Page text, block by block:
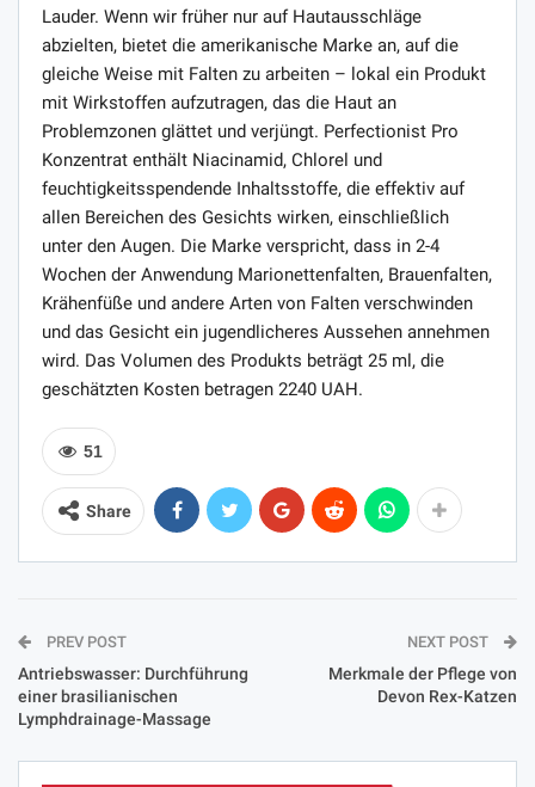
Lauder. Wenn wir früher nur auf Hautausschläge
abzielten, bietet die amerikanische Marke an, auf die
gleiche Weise mit Falten zu arbeiten – lokal ein Produkt
mit Wirkstoffen aufzutragen, das die Haut an
Problemzonen glättet und verjüngt. Perfectionist Pro
Konzentrat enthält Niacinamid, Chlorel und
feuchtigkeitsspendende Inhaltsstoffe, die effektiv auf
allen Bereichen des Gesichts wirken, einschließlich
unter den Augen. Die Marke verspricht, dass in 2-4
Wochen der Anwendung Marionettenfalten, Brauenfalten,
Krähenfüße und andere Arten von Falten verschwinden
und das Gesicht ein jugendlicheres Aussehen annehmen
wird. Das Volumen des Produkts beträgt 25 ml, die
geschätzten Kosten betragen 2240 UAH.
51
Share
PREV POST
Antriebswasser: Durchführung
einer brasilianischen
Lymphdrainage-Massage
NEXT POST
Merkmale der Pflege von
Devon Rex-Katzen